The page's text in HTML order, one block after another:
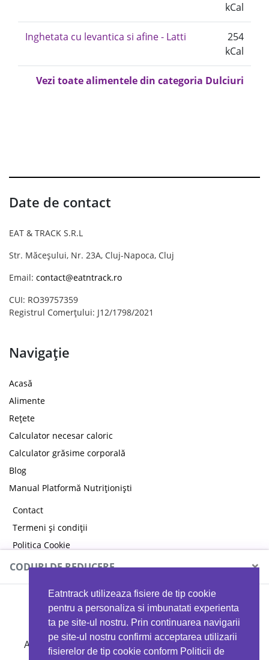
Eatntrack utilizeaza fisiere de tip cookie
pentru a personaliza si imbunatati experienta
ta pe site-ul nostru. Prin continuarea navigarii
pe site-ul nostru confirmi acceptarea utilizarii
fisierelor de tip cookie conform Politicii de
kCal
Inghetata cu levantica si afine - Latti
254
kCal
Vezi toate alimentele din categoria Dulciuri
Date de contact
EAT & TRACK S.R.L
Str. Măceșului, Nr. 23A, Cluj-Napoca, Cluj
Email: contact@eatntrack.ro
CUI: RO39757359
Registrul Comerțului: J12/1798/2021
Navigație
Acasă
Alimente
Rețete
Calculator necesar caloric
Calculator grăsime corporală
Blog
Manual Platformă Nutriționiști
Contact
Termeni și condiții
Politica Cookie
Politica de confidențialitate
CODURI DE REDUCERE ×
MYPROTEIN
Ai 40%reducere la orice comandă folosind codul